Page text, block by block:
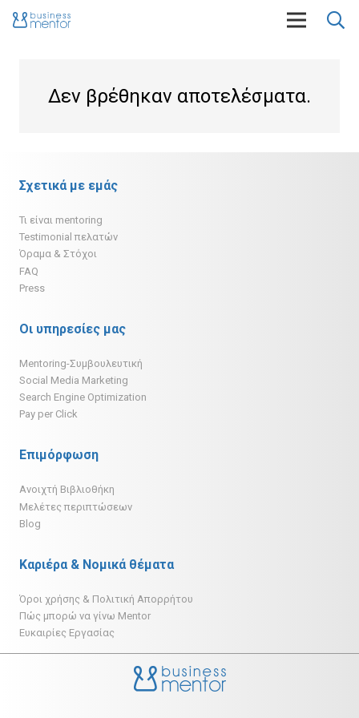
Δεν βρέθηκαν αποτελέσματα.
Σχετικά με εμάς
Τι είναι mentoring
Testimonial πελατών
Όραμα & Στόχοι
FAQ
Press
Οι υπηρεσίες μας
Mentoring-Συμβουλευτική
Social Media Marketing
Search Engine Optimization
Pay per Click
Επιμόρφωση
Ανοιχτή Βιβλιοθήκη
Μελέτες περιπτώσεων
Blog
Καριέρα & Νομικά θέματα
Όροι χρήσης & Πολιτική Απορρήτου
Πώς μπορώ να γίνω Mentor
Ευκαιρίες Εργασίας